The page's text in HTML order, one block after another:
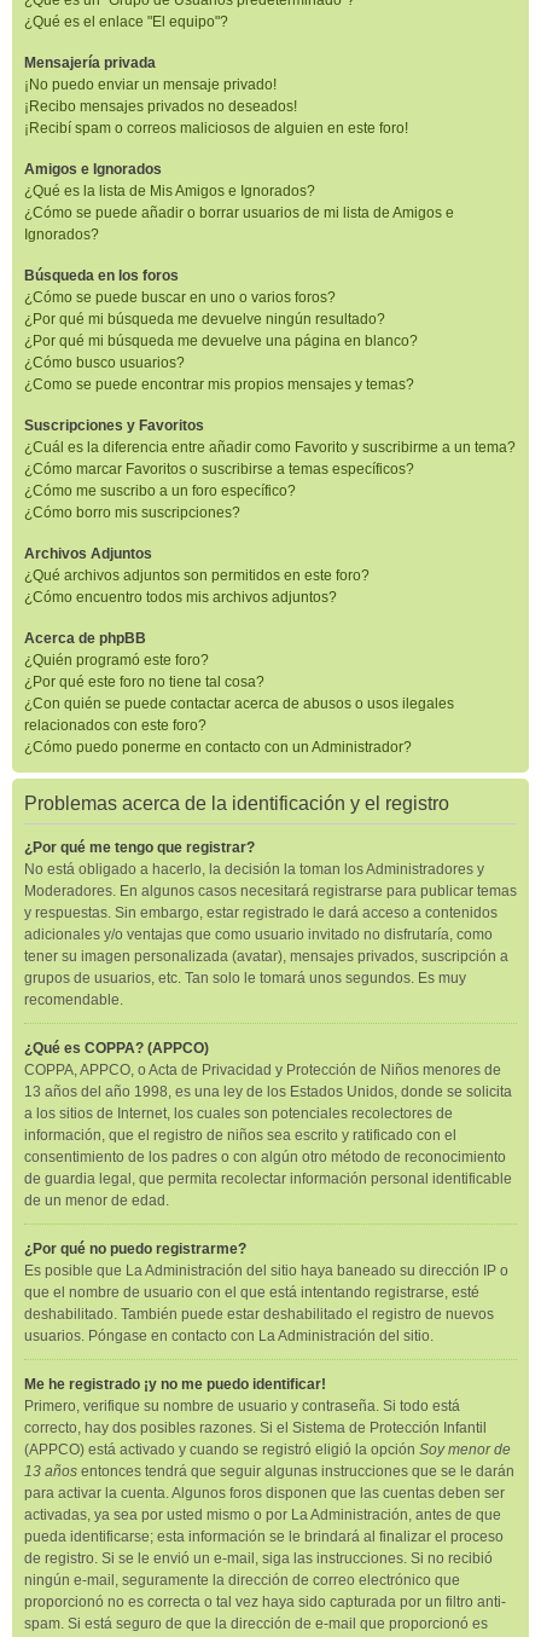
¿Qué es el enlace "El equipo"?
Mensajería privada
¡No puedo enviar un mensaje privado!
¡Recibo mensajes privados no deseados!
¡Recibí spam o correos maliciosos de alguien en este foro!
Amigos e Ignorados
¿Qué es la lista de Mis Amigos e Ignorados?
¿Cómo se puede añadir o borrar usuarios de mi lista de Amigos e
Ignorados?
Búsqueda en los foros
¿Cómo se puede buscar en uno o varios foros?
¿Por qué mi búsqueda me devuelve ningún resultado?
¿Por qué mi búsqueda me devuelve una página en blanco?
¿Cómo busco usuarios?
¿Como se puede encontrar mis propios mensajes y temas?
Suscripciones y Favoritos
¿Cuál es la diferencia entre añadir como Favorito y suscribirme a un tema?
¿Cómo marcar Favoritos o suscribirse a temas específicos?
¿Cómo me suscribo a un foro específico?
¿Cómo borro mis suscripciones?
Archivos Adjuntos
¿Qué archivos adjuntos son permitidos en este foro?
¿Cómo encuentro todos mis archivos adjuntos?
Acerca de phpBB
¿Quién programó este foro?
¿Por qué este foro no tiene tal cosa?
¿Con quién se puede contactar acerca de abusos o usos ilegales
relacionados con este foro?
¿Cómo puedo ponerme en contacto con un Administrador?
Problemas acerca de la identificación y el registro
¿Por qué me tengo que registrar?
No está obligado a hacerlo, la decisión la toman los Administradores y
Moderadores. En algunos casos necesitará registrarse para publicar temas
y respuestas. Sin embargo, estar registrado le dará acceso a contenidos
adicionales y/o ventajas que como usuario invitado no disfrutaría, como
tener su imagen personalizada (avatar), mensajes privados, suscripción a
grupos de usuarios, etc. Tan solo le tomará unos segundos. Es muy
recomendable.
¿Qué es COPPA? (APPCO)
COPPA, APPCO, o Acta de Privacidad y Protección de Niños menores de
13 años del año 1998, es una ley de los Estados Unidos, donde se solicita
a los sitios de Internet, los cuales son potenciales recolectores de
información, que el registro de niños sea escrito y ratificado con el
consentimiento de los padres o con algún otro método de reconocimiento
de guardia legal, que permita recolectar información personal identificable
de un menor de edad.
¿Por qué no puedo registrarme?
Es posible que La Administración del sitio haya baneado su dirección IP o
que el nombre de usuario con el que está intentando registrarse, esté
deshabilitado. También puede estar deshabilitado el registro de nuevos
usuarios. Póngase en contacto con La Administración del sitio.
Me he registrado ¡y no me puedo identificar!
Primero, verifique su nombre de usuario y contraseña. Si todo está
correcto, hay dos posibles razones. Si el Sistema de Protección Infantil
(APPCO) está activado y cuando se registró eligió la opción Soy menor de
13 años entonces tendrá que seguir algunas instrucciones que se le darán
para activar la cuenta. Algunos foros disponen que las cuentas deben ser
activadas, ya sea por usted mismo o por La Administración, antes de que
pueda identificarse; esta información se le brindará al finalizar el proceso
de registro. Si se le envió un e-mail, siga las instrucciones. Si no recibió
ningún e-mail, seguramente la dirección de correo electrónico que
proporcionó no es correcta o tal vez haya sido capturada por un filtro anti-
spam. Si está seguro de que la dirección de e-mail que proporcionó es